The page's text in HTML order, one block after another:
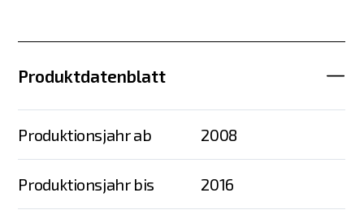
Produktdatenblatt
Produktionsjahr ab 2008
Produktionsjahr bis 2016